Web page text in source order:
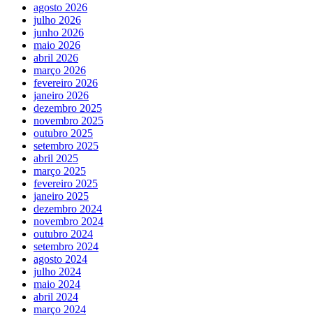
agosto 2026
julho 2026
junho 2026
maio 2026
abril 2026
março 2026
fevereiro 2026
janeiro 2026
dezembro 2025
novembro 2025
outubro 2025
setembro 2025
abril 2025
março 2025
fevereiro 2025
janeiro 2025
dezembro 2024
novembro 2024
outubro 2024
setembro 2024
agosto 2024
julho 2024
maio 2024
abril 2024
março 2024